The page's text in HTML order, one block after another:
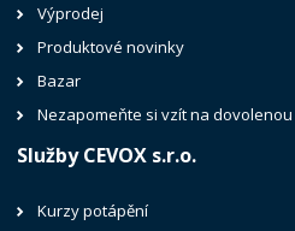
Výprodej
Produktové novinky
Bazar
Nezapomeňte si vzít na dovolenou
Služby CEVOX s.r.o.
Kurzy potápění